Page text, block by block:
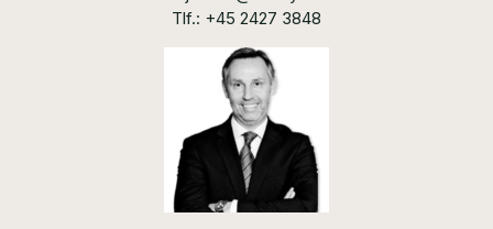
Tlf.: +45 2427 3848